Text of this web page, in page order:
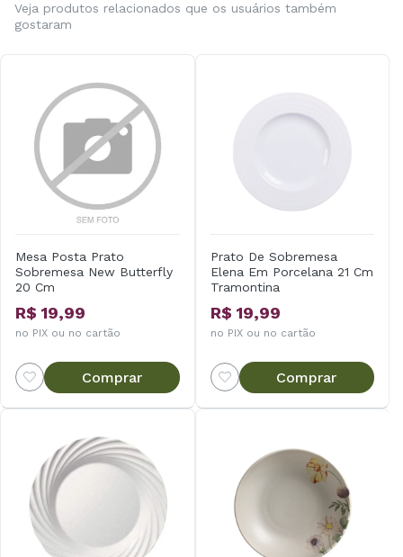
Veja produtos relacionados que os usuários também
gostaram
Mesa Posta Prato
Sobremesa New Butterfly
20 Cm
R$ 19,99
no PIX ou no cartão
Comprar
Prato De Sobremesa
Elena Em Porcelana 21 Cm
Tramontina
R$ 19,99
no PIX ou no cartão
Comprar